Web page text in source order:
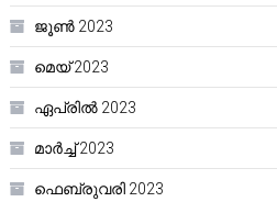
ജൂൺ 2023
മെയ്‌ 2023
ഏപ്രിൽ 2023
മാർച്ച്‌ 2023
ഫെബ്രുവരി 2023